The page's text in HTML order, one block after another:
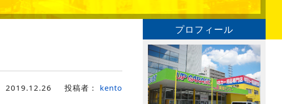
2019.12.26 投稿者： kento
プロフィール